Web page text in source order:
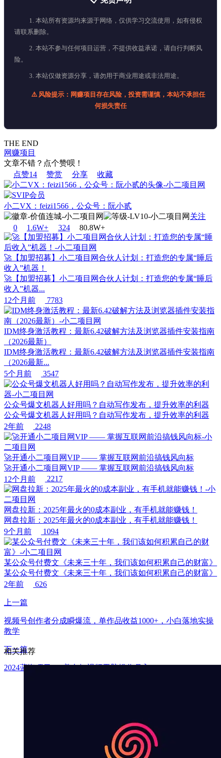
1. 本站所有资源均来源于网络，仅供学习交流使用，如有侵权
请联系删除。
2. 本站不参与任何项目运营，不提供收益承诺，请自行判断风
险。
3. 本站仅做资源分享，请勿用于商业用途或非法用途。
⚠️ 风险提示：网赚项目存在风险，投资需谨慎，本站不承担任
何损失责任
THE END
网赚项目
文章不错？点个赞呗！
点赞14 赞赏 分享 收藏
小二VX：feizi1566，公众号：阮小贰
关注
0
1.6W+ 324 80.8W+
🚀【加盟招募】小二项目网合伙人计划：打造您的专属“睡后
收入”机器！
🚀【加盟招募】小二项目网合伙人计划：打造您的专属“睡后
收入”机器...
12个月前
7783
IDM终身激活教程：最新6.42破解方法及浏览器插件安装指南
（2026最新）
IDM终身激活教程：最新6.42破解方法及浏览器插件安装指南
（2026最新...
5个月前
3547
公众号爆文机器人好用吗？自动写作发布，提升效率的利器
公众号爆文机器人好用吗？自动写作发布，提升效率的利器
2年前
2248
🚀开通小二项目网VIP —— 掌握互联网前沿搞钱风向标
🚀开通小二项目网VIP —— 掌握互联网前沿搞钱风向标
12个月前
2217
网盘拉新：2025年最火的0成本副业，有手机就能赚钱！
网盘拉新：2025年最火的0成本副业，有手机就能赚钱！
9个月前
1094
某公众号付费文《未来三十年，我们该如何积累自己的财富》
某公众号付费文《未来三十年，我们该如何积累自己的财富》
2年前
626
上一篇
视频号创作者分成瞬爆流，单作品收益1000+，小白落地实操
教学
下一篇
2024蓝海项目QQ美女短视频无脑操作月入3W+
相关推荐